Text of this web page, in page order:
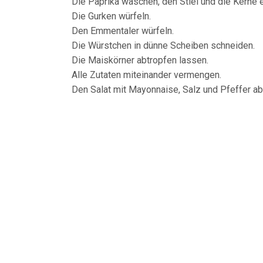
Die Gurken würfeln.
Den Emmentaler würfeln.
Die Würstchen in dünne Scheiben schneiden.
Die Maiskörner abtropfen lassen.
Alle Zutaten miteinander vermengen.
Den Salat mit Mayonnaise, Salz und Pfeffer